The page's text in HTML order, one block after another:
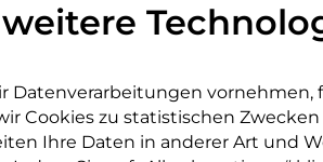
Datenverarbeitungen vornehmen,
Cookies zu statistischen
Ihre Daten in anderer Art und
und mindestens 15 Minuten